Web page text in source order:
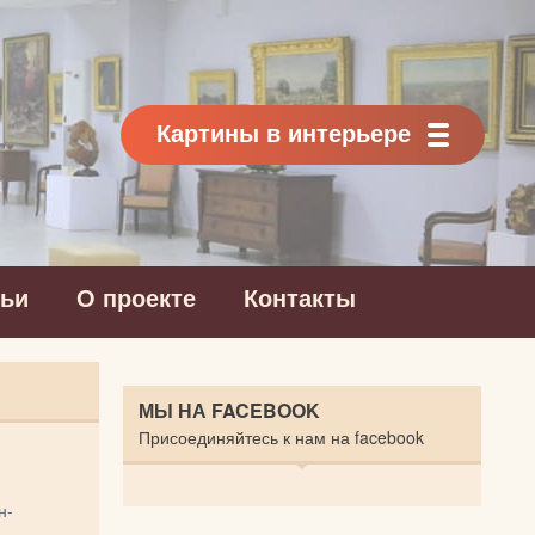
Картины в интерьере
О проекте Контакты
МЫ НА FACEBOOK
Присоединяйтесь к нам на facebook